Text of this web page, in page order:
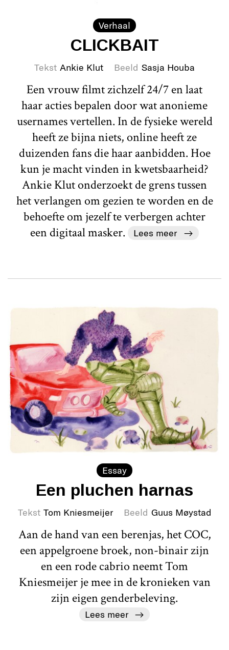
Verhaal
CLICKBAIT
Tekst Ankie Klut Beeld Sasja Houba
Een vrouw filmt zichzelf 24/7 en laat
haar acties bepalen door wat anonieme
usernames vertellen. In de fysieke wereld
heeft ze bijna niets, online heeft ze
duizenden fans die haar aanbidden. Hoe
kun je macht vinden in kwetsbaarheid?
Ankie Klut onderzoekt de grens tussen
het verlangen om gezien te worden en de
behoefte om jezelf te verbergen achter
een digitaal masker.
Lees meer
Essay
Een pluchen harnas
Tekst Tom Kniesmeijer Beeld Guus Møystad
Aan de hand van een berenjas, het COC,
een appelgroene broek, non-binair zijn
en een rode cabrio neemt Tom
Kniesmeijer je mee in de kronieken van
zijn eigen genderbeleving.
Lees meer